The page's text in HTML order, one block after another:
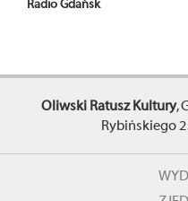
Radio Gdańsk
Oliwski Ratusz Kultury,
Rybińskiego